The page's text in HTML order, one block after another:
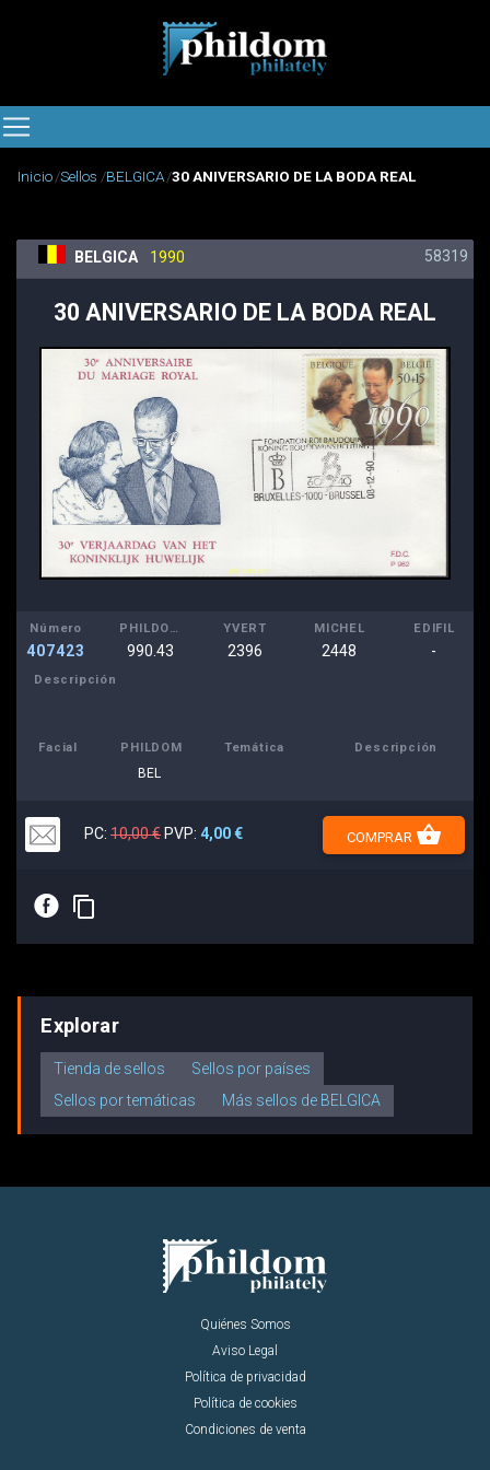
Inicio Sellos BELGICA 30 ANIVERSARIO DE LA BODA REAL
BELGICA 1990 58319
30 ANIVERSARIO DE LA BODA REAL
Número
407423
PHILDOM
990.43
YVERT
2396
MICHEL
2448
EDIFIL
-
Descripción
Facial PHILDOM Temática Descripción
BEL
PC: 10,00 € PVP: 4,00 € COMPRAR shopping_basket
E content_copy
Explorar
Tienda de sellos
Sellos por países
Sellos por temáticas
Más sellos de BELGICA
Quiénes Somos
Aviso Legal
Política de privacidad
Política de cookies
Condiciones de venta